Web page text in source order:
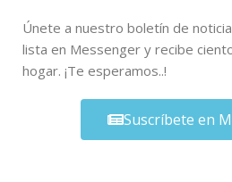
Únete a nuestro boletín de
lista en Messenger y recibe
hogar. ¡Te esperamos..!
Suscríbete en